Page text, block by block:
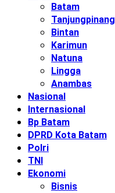
Batam
Tanjungpinang
Bintan
Karimun
Natuna
Lingga
Anambas
Nasional
Internasional
Bp Batam
DPRD Kota Batam
Polri
TNI
Ekonomi
Bisnis